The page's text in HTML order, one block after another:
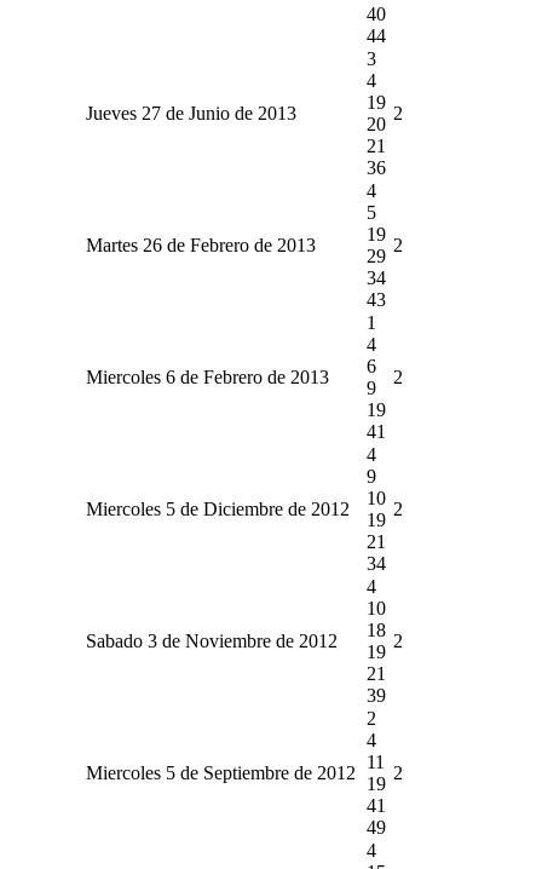
40
44
Jueves 27 de Junio de 2013
3
4
19
20
21
36
2
Martes 26 de Febrero de 2013
4
5
19
29
34
43
2
Miercoles 6 de Febrero de 2013
1
4
6
9
19
41
2
Miercoles 5 de Diciembre de 2012
4
9
10
19
21
34
2
Sabado 3 de Noviembre de 2012
4
10
18
19
21
39
2
Miercoles 5 de Septiembre de 2012
2
4
11
19
41
49
2
4